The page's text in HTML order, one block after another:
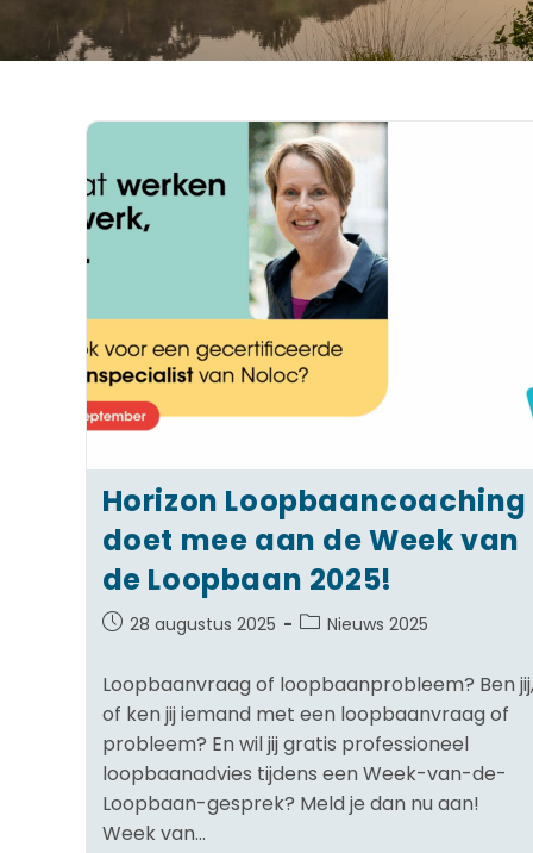
Horizon Loopbaancoaching
doet mee aan de Week van
de Loopbaan 2025!
28 augustus 2025 Nieuws 2025
Loopbaanvraag of loopbaanprobleem? Ben jij,
of ken jij iemand met een loopbaanvraag of
probleem? En wil jij gratis professioneel
loopbaanadvies tijdens een Week-van-de-
Loopbaan-gesprek? Meld je dan nu aan!
Week van…